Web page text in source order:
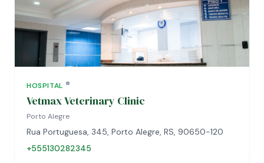
HOSPITAL
Vetmax Veterinary Clinic
Porto Alegre
Rua Portuguesa, 345, Porto Alegre, RS, 90650-120
+555130282345